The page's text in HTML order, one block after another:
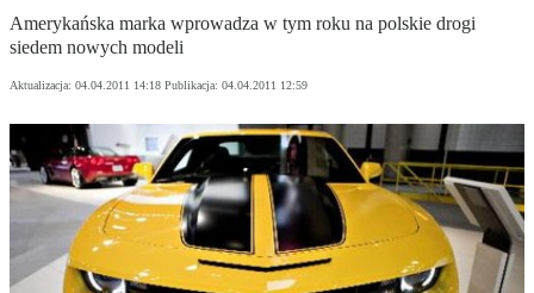
Amerykańska marka wprowadza w tym roku na polskie drogi
siedem nowych modeli
Aktualizacja: 04.04.2011 14:18 Publikacja: 04.04.2011 12:59